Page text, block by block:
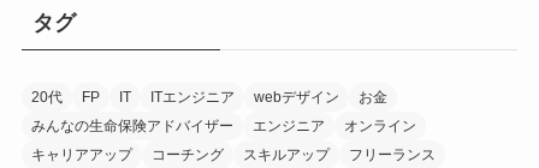
タグ
20代 FP IT ITエンジニア webデザイン
お金
みんなの生命保険アドバイザー
エンジニア
オンライン
キャリアアップ
コーチング スキルアップ
フリーランス